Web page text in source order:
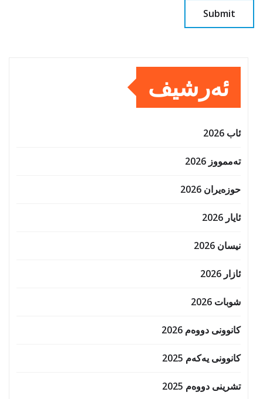
ئەرشیف
ئاب 2026
تەممووز 2026
حوزه‌یران 2026
ئایار 2026
نیسان 2026
ئازار 2026
شوبات 2026
کانوونی دووەم 2026
کانوونی یەکەم 2025
تشرینی دووەم 2025